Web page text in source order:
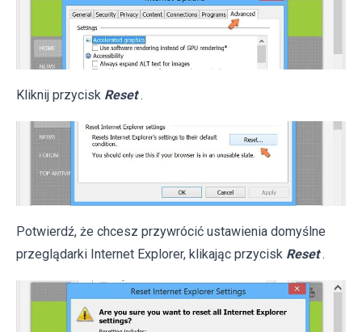
Kliknij przycisk Reset .
Potwierdź, że chcesz przywrócić ustawienia domyślne
przeglądarki Internet Explorer, klikając przycisk Reset .